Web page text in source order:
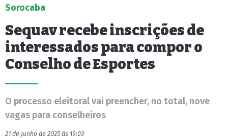
Sorocaba
Sequav recebe inscrições de
interessados para compor o
Conselho de Esportes
O processo eleitoral vai preencher, no total, nove
vagas para conselheiros
21 de Junho de 2025 às 19:03